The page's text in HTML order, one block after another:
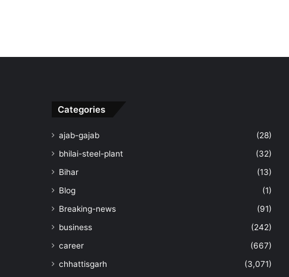
Categories
ajab-gajab
(28)
bhilai-steel-plant
(32)
Bihar
(13)
Blog
(1)
Breaking-news
(91)
business
(242)
career
(667)
chhattisgarh
(3,071)